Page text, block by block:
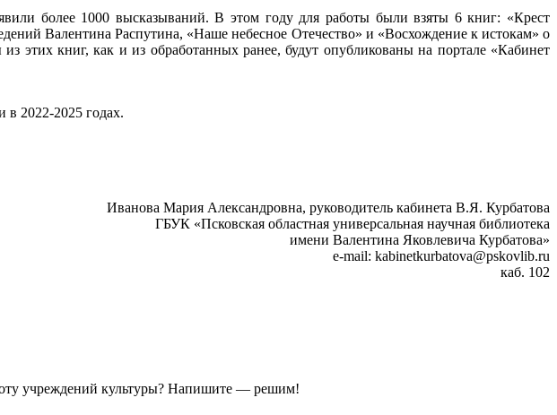
более 1000 высказываний. В этом году для работы были взяты 6 книг: «Крест
Валентина Распутина, «Наше небесное Отечество» и «Восхождение к истокам» о
книг, как и из обработанных ранее, будут опубликованы на портале «Кабинет
в 2022-2025 годах.
Иванова Мария Александровна, руководитель кабинета В.Я. Курбатова
ГБУК «Псковская областная универсальная научная библиотека
имени Валентина Яковлевича Курбатова»
e-mail: kabinetkurbatova@pskovlib.ru
каб. 102
учреждений культуры? Напишите — решим!